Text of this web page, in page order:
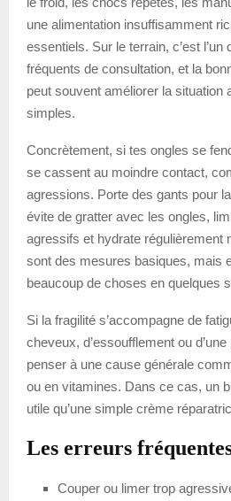
une alimentation insuffisamment
essentiels. Sur le terrain, c’est
fréquents de consultation, et la
peut souvent améliorer la situation
simples.
Concrètement, si tes ongles se
se cassent au moindre contact,
agressions. Porte des gants pour
évite de gratter avec les ongles,
agressifs et hydrate régulièrement
sont des mesures basiques, mais
beaucoup de choses en quelques
Si la fragilité s’accompagne de
cheveux, d’essoufflement ou
penser à une cause générale
ou en vitamines. Dans ce cas, un
utile qu’une simple crème
Les erreurs
Couper ou limer trop